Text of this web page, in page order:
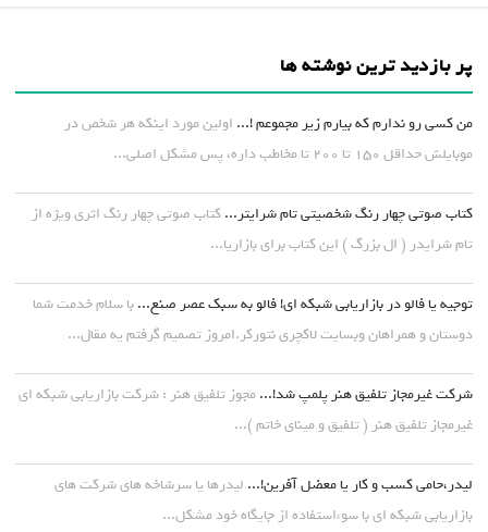
پر بازدید ترین نوشته ها
من کسی رو ندارم که بیارم زیر مجموعم !... اولین مورد اینکه هر شخص در
موبایلش حداقل ۱۵۰ تا ۲۰۰ تا مخاطب داره، پس مشکل اصلی...
کتاب صوتی چهار رنگ شخصیتی تام شرایتر... کتاب صوتی چهار رنگ اثری ویژه از
تام شرایدر ( ال بزرگ ) این کتاب برای بازاریا...
توجیه یا فالو در بازاریابی شبکه ای! فالو به سبک عصر صنع... با سلام خدمت شما
دوستان و همراهان وبسایت لاکچری نتورکر.امروز تصمیم گرفتم یه مقال...
شرکت غیرمجاز تلفیق هنر پلمپ شد!... مجوز تلفیق هنر : شرکت بازاریابی شبکه ای
غیرمجاز تلفیق هنر ( تلفیق و مینای خاتم )...
لیدر،حامی کسب و کار یا معضل آفرین!... لیدرها یا سرشاخه های شرکت های
بازاریابی شبکه ای با سوءاستفاده از جایگاه خود مشکل...